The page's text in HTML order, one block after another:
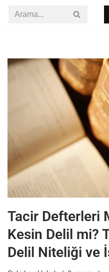
Tacir Defterleri
Kesin Delil mi?
Delil Niteliği ve